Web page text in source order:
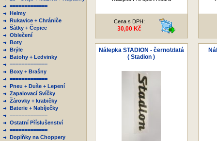
=============
Helmy
Rukavice + Chrániče
Šátky + Čepice
Oblečení
Boty
Brýle
Batohy + Ledvinky
=============
Boxy + Brašny
=============
Pneu + Duše + Lepení
Zapalovací Svíčky
Žárovky + krabičky
Baterie + Nabíječky
=============
Ostatní Příslušenství
=============
Doplňky na Choppery
Cena s DPH:
30,00 Kč
Nálepka STADION - černo/zlatá
( Stadion )